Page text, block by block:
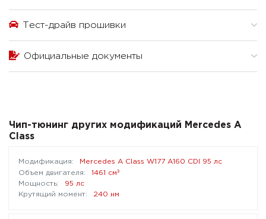
Тест-драйв прошивки
Официальные документы
Чип-тюнинг других модификаций Mercedes A
Class
Mercedes A Class W177 A160 CDI 95 лс
1461 см³
95 лс
240 нм